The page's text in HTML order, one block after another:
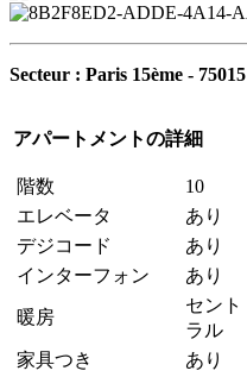
Secteur : Paris 15ème - 75015
アパートメントの詳細
階数
10
エレベータ
あり
デジコード
あり
インターフォン
あり
暖房
セント
ラル
家具つき
あり